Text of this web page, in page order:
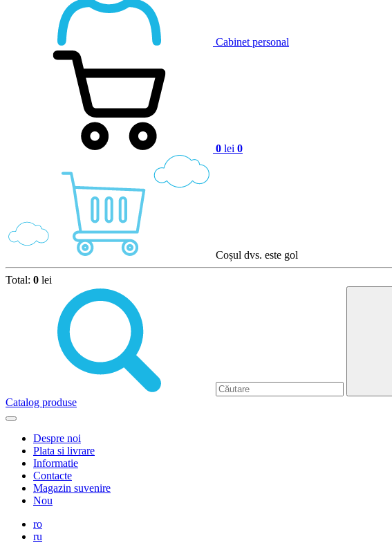
Cabinet personal
0 lei 0
Coșul dvs. este gol
Total: 0 lei
Catalog produse
Despre noi
Plata si livrare
Informatie
Contacte
Magazin suvenire
Nou
ro
ru